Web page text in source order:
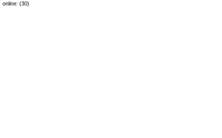
online: (30)